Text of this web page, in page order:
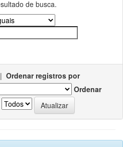
de busca.
| Ordenar registros por
Ordenar